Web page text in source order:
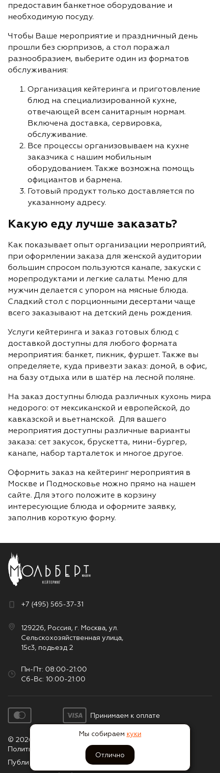
предоставим банкетное оборудование и
необходимую посуду.
Чтобы Ваше мероприятие и праздничный день
прошли без сюрпризов, а стол поражал
разнообразием, выберите один из форматов
обслуживания:
Организация кейтеринга и приготовление
блюд на специализированной кухне,
отвечающей всем санитарным нормам.
Включена доставка, сервировка,
обслуживание.
Все процессы организовываем на кухне
заказчика с нашим мобильным
оборудованием. Также возможна помощь
официантов и бармена.
Готовый продукт только доставляется по
указанному адресу.
Какую еду лучше заказать?
Как показывает опыт организации мероприятий,
при оформлении заказа для женской аудитории
большим спросом пользуются канапе, закуски с
морепродуктами и легкие салаты. Меню для
мужчин делается с упором на мясные блюда.
Сладкий стол с порционными десертами чаще
всего заказывают на детский день рождения.
Услуги кейтеринга и заказ готовых блюд с
доставкой доступны для любого формата
мероприятия: банкет, пикник, фуршет. Также вы
определяете, куда привезти заказ: домой, в офис,
на базу отдыха или в шатёр на лесной поляне.
На заказ доступны блюда различных кухонь мира
недорого: от мексиканской и европейской, до
кавказской и вьетнамской. Для вашего
мероприятия доступны различные варианты
заказа: сет закусок, брускетта, мини-бургер,
канапе, набор тарталеток и многое другое.
Оформить заказ на кейтеринг мероприятия в
Москве и Подмосковье можно прямо на нашем
сайте. Для этого положите в корзину
интересующие блюда и оформите заявку,
заполнив короткую форму.
+7 (495) 565-37-31
129226, Россия, г. Москва, ул.
Сельскохозяйственная улица,
15с3, подьезд 2
Пн-Пт: 08:00-21:00
Сб-Вс: 10:00-21:00
© 2026. Все права защищены
Принимаем к оплате
Политика конфиденциальности
Публичная оферта
Мы собираем куки
Отлично